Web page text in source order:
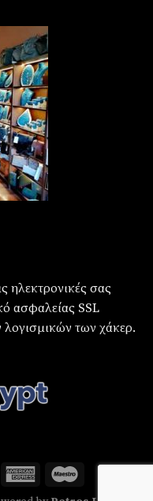
ηλεκτρονικές σας
ασφαλείας SSL
λογισμικών των χάκερ.